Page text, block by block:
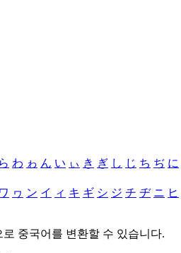
ら わ ゎ ん い ぃ き ぎ し じ ち ぢ に
ワ ヮ ン イ ィ キ ギ シ ジ チ ヂ ニ ヒ
중국어를 변환할 수 있습니다.